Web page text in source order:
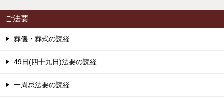
ご法要
葬儀・葬式の読経
49日(四十九日)法要の読経
一周忌法要の読経